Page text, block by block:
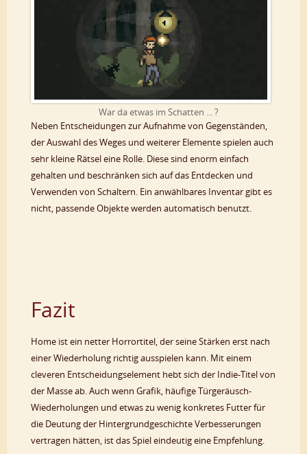
War da etwas im Schatten ... ?
Neben Entscheidungen zur Aufnahme von Gegenständen,
der Auswahl des Weges und weiterer Elemente spielen auch
sehr kleine Rätsel eine Rolle. Diese sind enorm einfach
gehalten und beschränken sich auf das Entdecken und
Verwenden von Schaltern. Ein anwählbares Inventar gibt es
nicht, passende Objekte werden automatisch benutzt.
Fazit
Home ist ein netter Horrortitel, der seine Stärken erst nach
einer Wiederholung richtig ausspielen kann. Mit einem
cleveren Entscheidungselement hebt sich der Indie-Titel von
der Masse ab. Auch wenn Grafik, häufige Türgeräusch-
Wiederholungen und etwas zu wenig konkretes Futter für
die Deutung der Hintergrundgeschichte Verbesserungen
vertragen hätten, ist das Spiel eindeutig eine Empfehlung.